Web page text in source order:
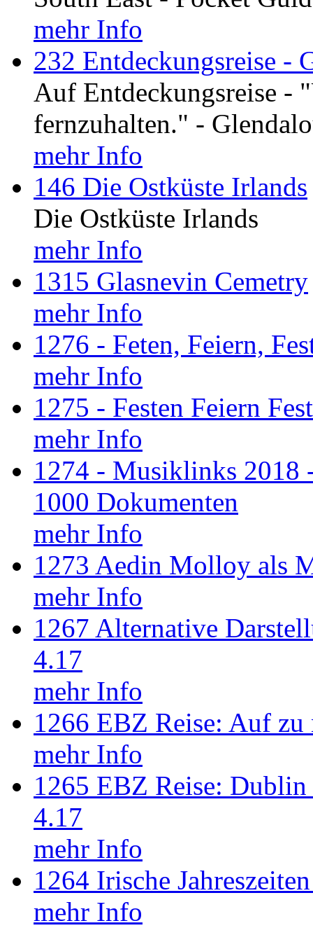
mehr Info
232 Entdeckungsreise -
Auf Entdeckungsreise -
fernzuhalten." -
mehr Info
146 Die Ostküste Irlands
Die Ostküste Irlands
mehr Info
1315 Glasnevin Cemetry
mehr Info
1276 - Feten, Feiern,
mehr Info
1275 - Festen Feiern
mehr Info
1274 - Musiklinks 2018
1000 Dokumenten
mehr Info
1273 Aedin Molloy als
mehr Info
1267 Alternative
4.17
mehr Info
1266 EBZ Reise: Auf zu
mehr Info
1265 EBZ Reise:
4.17
mehr Info
1264 Irische
mehr Info